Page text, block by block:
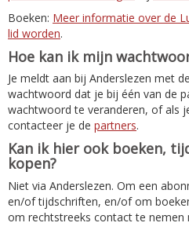
Boeken: Meer informatie over de
lid worden.
Hoe kan ik mijn
Je meldt aan bij Anderslezen met
wachtwoord dat je bij één van de
wachtwoord te veranderen, of als
contacteer je de partners.
Kan ik hier ook boeken,
kopen?
Niet via Anderslezen. Om een
en/of tijdschriften, en/of om
om rechtstreeks contact te nemen